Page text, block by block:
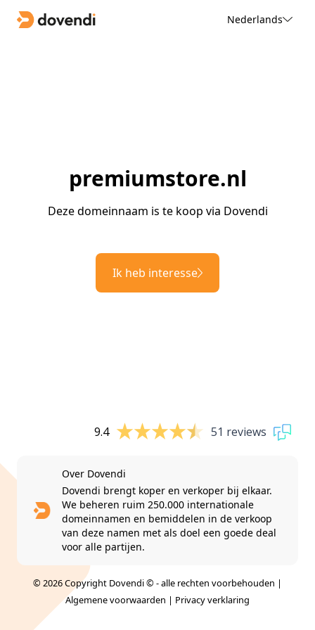
Nederlands
premiumstore.nl
Deze domeinnaam is te koop via Dovendi
Ik heb interesse
9.4 51 reviews
Over Dovendi
Dovendi brengt koper en verkoper bij elkaar.
We beheren ruim 250.000 internationale
domeinnamen en bemiddelen in de verkoop
van deze namen met als doel een goede deal
voor alle partijen.
© 2026 Copyright Dovendi © - alle rechten voorbehouden |
Algemene voorwaarden | Privacy verklaring